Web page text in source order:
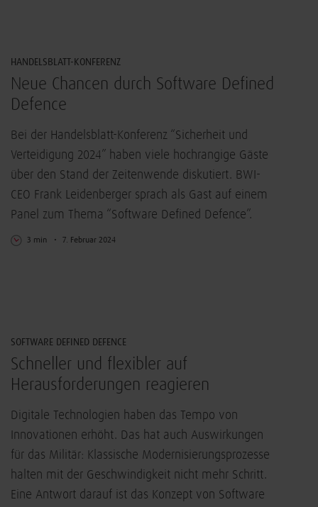
HANDELSBLATT-KONFERENZ
Neue Chancen durch Software Defined
Defence
Bei der Handelsblatt-Konferenz “Sicherheit und
Verteidigung 2024” haben viele hochrangige Gäste
über den Stand der Zeitenwende diskutiert. BWI-
CEO Frank Leidenberger sprach als Gast auf einem
Panel zum Thema “Software Defined Defence”.
3 min 7. Februar 2024
SOFTWARE DEFINED DEFENCE
Schneller und flexibler auf
Herausforderungen reagieren
Digitale Technologien haben das Tempo von
Innovationen erhöht. Das hat auch Auswirkungen
für das Militär: Klassische Modernisierungsprozesse
halten mit der Geschwindigkeit nicht mehr Schritt.
Eine Antwort darauf ist das Konzept von Software